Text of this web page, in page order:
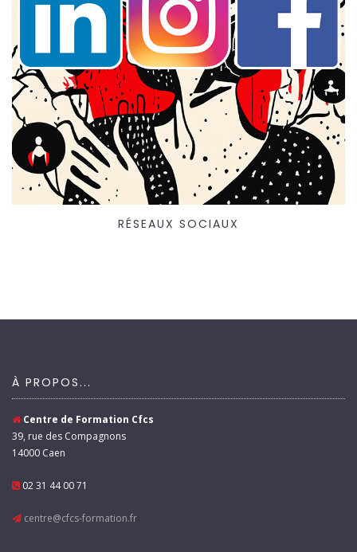
RÉSEAUX SOCIAUX
À PROPOS...
Centre de Formation Cfcs
39, rue des Compagnons
14000 Caen
02 31 44 00 71
centre@cfcs-formation.fr